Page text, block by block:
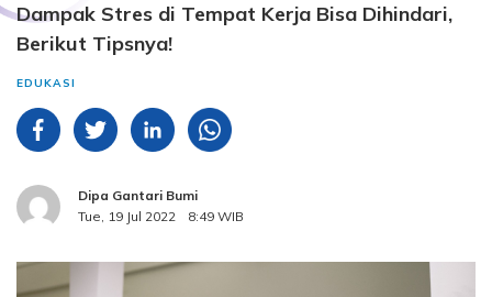
Dampak Stres di Tempat Kerja Bisa Dihindari,
Berikut Tipsnya!
EDUKASI
Dipa Gantari Bumi
Tue, 19 Jul 2022
8:49 WIB